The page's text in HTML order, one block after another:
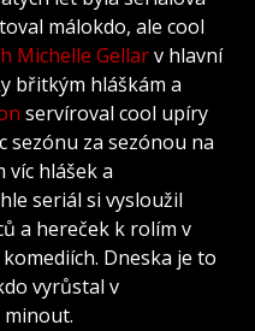
málokdo, ale cool
Michelle Gellarv hlavní
břitkým hláškám a
servíroval cool upíry
sezónu za sezónou na
víc hlášek a
seriál si vysloužil
a hereček k rolím v
Dneska je to
vyrůstal v
minout.